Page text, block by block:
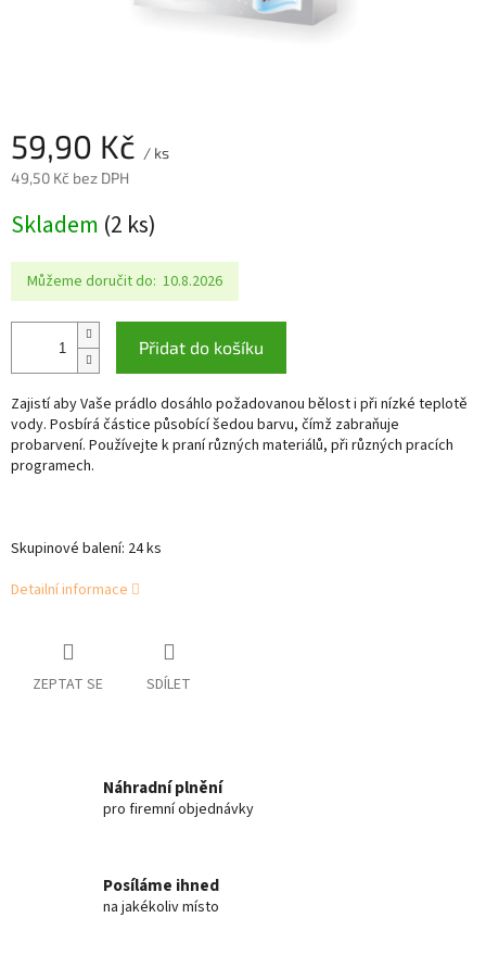
59,90 Kč / ks
49,50 Kč bez DPH
cena:
Skladem (2 ks)
Můžeme doručit do: 10.8.2026
Přidat do košíku
Zajistí aby Vaše prádlo dosáhlo požadovanou bělost i při nízké teplotě
vody. Posbírá částice působící šedou barvu, čímž zabraňuje
probarvení. Používejte k praní různých materiálů, při různých pracích
programech.
Skupinové balení: 24 ks
Detailní informace
ZEPTAT SE SDÍLET
Náhradní plnění
pro firemní objednávky
Posíláme ihned
na jakékoliv místo